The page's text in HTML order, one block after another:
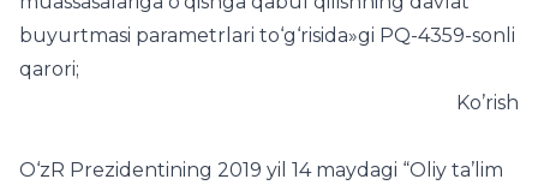
buyurtmasi parametrlari to‘g‘risida»gi PQ-4359-sonli
qarori;
Ko’rish
O‘zR Prezidentining 2019 yil 14 maydagi “Oliy ta’lim